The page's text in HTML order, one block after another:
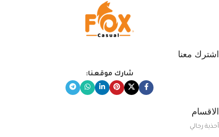
اشترك معنا
شارك موقعنا:
الاقسام
أحذية رجالي